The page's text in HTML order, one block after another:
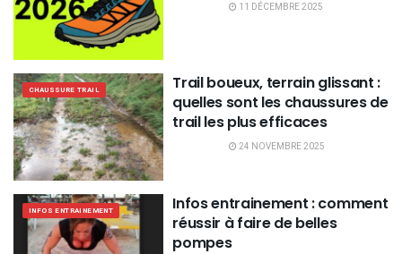
11 DÉCEMBRE 2025
CHAUSSURE TRAIL
Trail boueux, terrain glissant :
quelles sont les chaussures de
trail les plus efficaces
24 NOVEMBRE 2025
INFOS ENTRAINEMENT
Infos entrainement : comment
réussir à faire de belles
pompes